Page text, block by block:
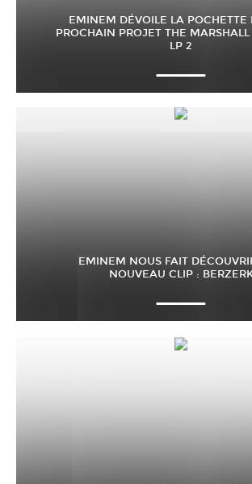
EMINEM DÉVOILE LA POCHETTE
PROCHAIN PROJET THE
LP 2
EMINEM NOUS FAIT
NOUVEAU CLIP :